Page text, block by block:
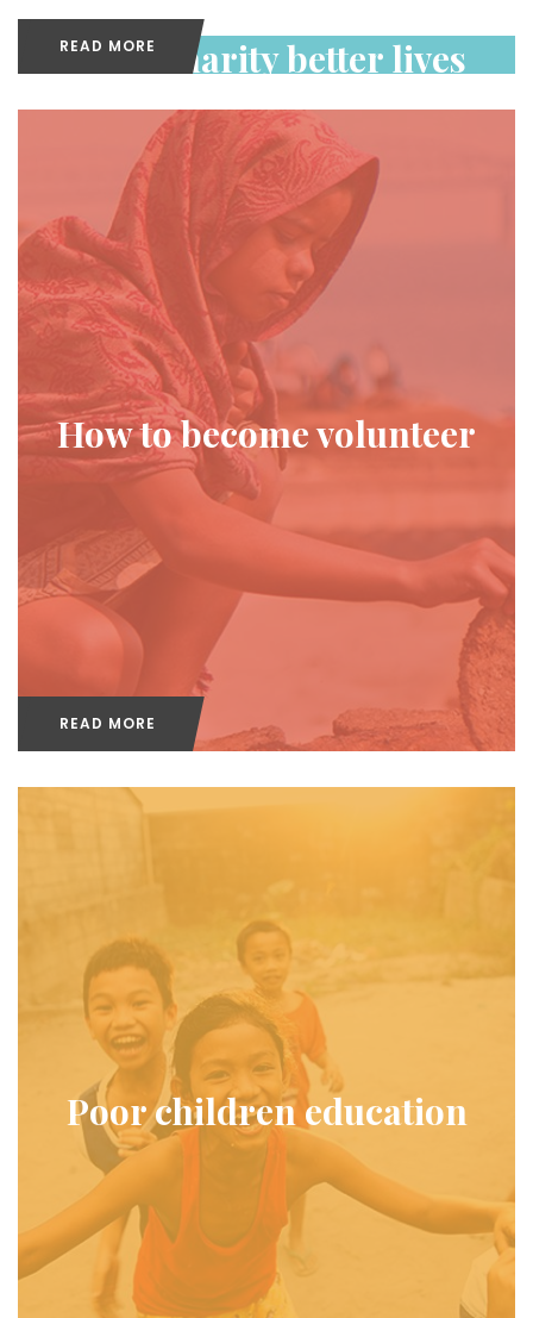
More charity better lives
READ MORE
How to become volunteer
READ MORE
Poor children education